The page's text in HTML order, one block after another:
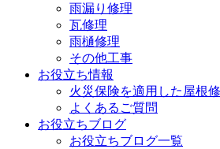
雨漏り修理
瓦修理
雨樋修理
その他工事
お役立ち情報
火災保険を適用した屋根
よくあるご質問
お役立ちブログ
お役立ちブログ一覧